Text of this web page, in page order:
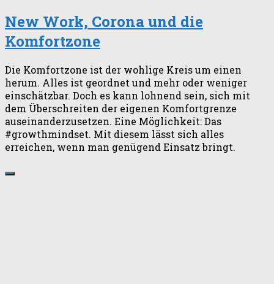
New Work, Corona und die
Komfortzone
Die Komfortzone ist der wohlige Kreis um einen
herum. Alles ist geordnet und mehr oder weniger
einschätzbar. Doch es kann lohnend sein, sich mit
dem Überschreiten der eigenen Komfortgrenze
auseinanderzusetzen. Eine Möglichkeit: Das
#growthmindset. Mit diesem lässt sich alles
erreichen, wenn man genügend Einsatz bringt.